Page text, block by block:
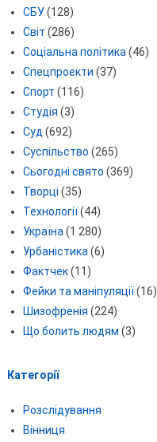
СБУ(128)
Світ (286)
Соціальна політика (46)
Спецпроекти (37)
Спорт (116)
Студія (3)
Суд (692)
Суспільство (265)
Сьогодні свято (369)
Творці (35)
Технології(44)
Україна (1 280)
Урбаністика (6)
Фактчек(11)
Фейки та маніпуляції(16)
Шизофренія (224)
Що болить людям (3)
Категорії
Розслідування
Вінниця